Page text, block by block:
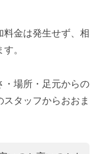
料金は発生せず、相
。
・場所・足元からの
タッフからおおま